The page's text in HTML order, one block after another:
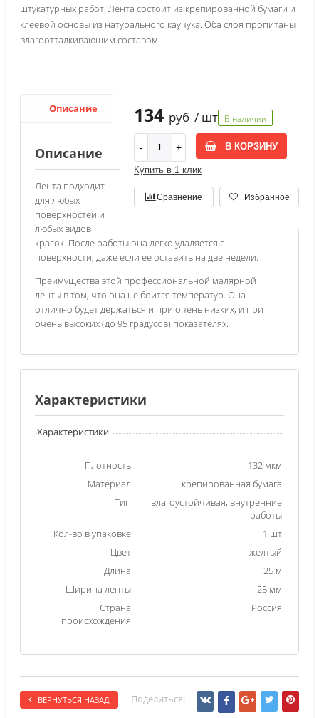
штукатурных работ. Лента состоит из крепированной бумаги и
клеевой основы из натурального каучука. Оба слоя пропитаны
влагоотталкивающим составом.
134 руб / шт В наличии
В КОРЗИНУ
Купить в 1 клик
Сравнение Избранное
Описание Характеристики
Описание
Лента подходит
для любых
поверхностей и
любых видов
красок. После работы она легко удаляется с
поверхности, даже если ее оставить на две недели.
Преимущества этой профессиональной малярной
ленты в том, что она не боится температур. Она
отлично будет держаться и при очень низких, и при
очень высоких (до 95 градусов) показателях.
Характеристики
Характеристики
Плотность
132 мкм
Материал
крепированная бумага
Тип
влагоустойчивая, внутренние
работы
Кол-во в упаковке
1 шт
Цвет
желтый
Длина
25 м
Ширина ленты
25 мм
Страна
происхождения
Россия
ВЕРНУТЬСЯ НАЗАД Поделиться: